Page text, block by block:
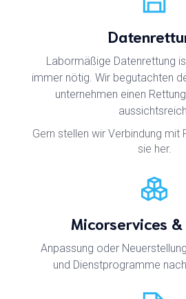
Labormäßige Datenrettung
immer nötig. Wir begutachten
unternehmen einen
aussichtsreich.
Gern stellen wir Verbindung mit
sie her.
Micorservices
Anpassung oder
und Dienstprogramme